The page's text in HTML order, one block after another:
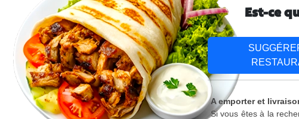
Est-ce
A emporter et
Si vous êtes à la